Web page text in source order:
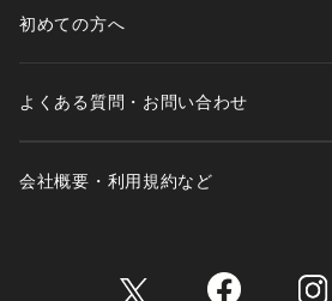
予告なく変更することがあります。あ
い。テリック TELIC スーパースポー
ぃーす 女性 黒 ブラック
50cp2507 half2507cp sp10cp815
初めての方へ
よくある質問・お問い合わせ
会社概要・利用規約など